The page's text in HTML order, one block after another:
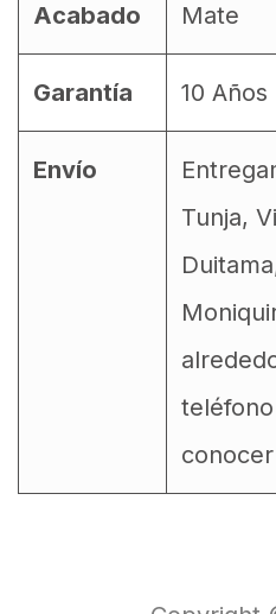
Acabado Mate
Garantía 10 Años
Envío
Tunja,